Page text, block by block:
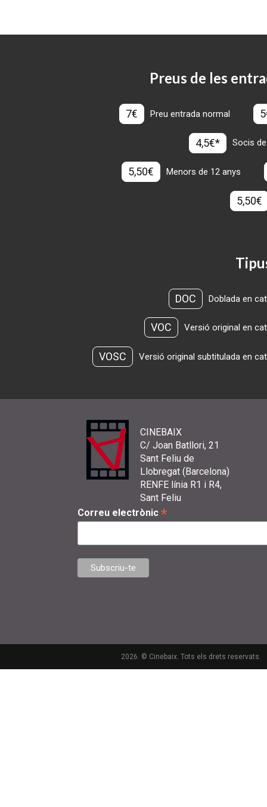
Preus de les
7€ Preu entrada normal
4,5€* Socis
5,50€ Menors de 12 anys
5,50€
DOC Doblada en
VOC Versió original en
VOSC Versió original subtitulada en
CINEBAIX
C/ Joan Batllori, 21
Sant Feliu de
Llobregat (Barcelona)
RENFE línia R1 i R4,
Sant Feliu
Correu electrònic *
2026. © Cinebaix. Tots els drets reservats.